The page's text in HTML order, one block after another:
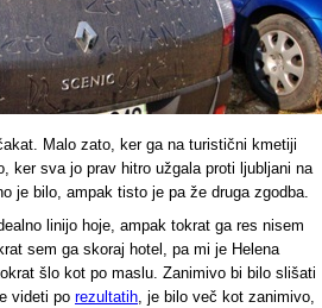
Malo zato, ker ga na turistični kmetiji
ker sva jo prav hitro užgala proti ljubljani na
je bilo, ampak tisto je pa že druga zgodba.
linijo hoje, ampak tokrat ga res nisem
sem ga skoraj hotel, pa mi je Helena
šlo kot po maslu. Zanimivo bi bilo slišati
videti po rezultatih, je bilo več kot zanimivo,